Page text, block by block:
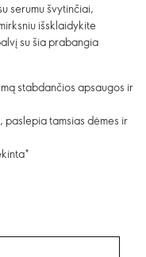
serumu švytinčiai,
išsklaidykite
su šia prabangia
stabdančios apsaugos ir
paslepia tamsias dėmes ir